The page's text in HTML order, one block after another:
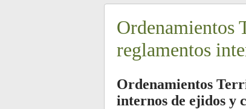
Ordenamientos
reglamentos
Ordenamientos
internos de ejidos y